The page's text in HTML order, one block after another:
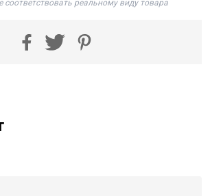
реальному виду товара